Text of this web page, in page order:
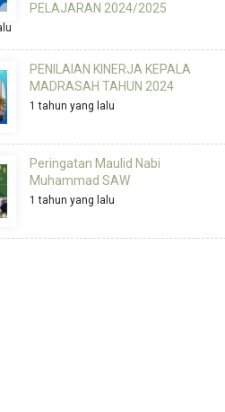
PELAJARAN 2024/2025
PENILAIAN KINERJA KEPALA
MADRASAH TAHUN 2024
1 tahun yang lalu
Peringatan Maulid Nabi
Muhammad SAW
1 tahun yang lalu